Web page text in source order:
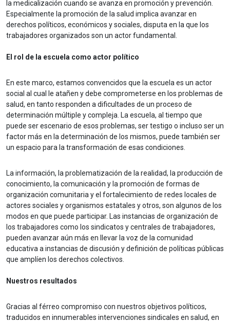
la medicalización cuando se avanza en promoción y prevención.
Especialmente la promoción de la salud implica avanzar en
derechos políticos, económicos y sociales, disputa en la que los
trabajadores organizados son un actor fundamental.
El rol de la escuela como actor político
En este marco, estamos convencidos que la escuela es un actor
social al cual le atañen y debe comprometerse en los problemas de
salud, en tanto responden a dificultades de un proceso de
determinación múltiple y compleja. La escuela, al tiempo que
puede ser escenario de esos problemas, ser testigo o incluso ser un
factor más en la determinación de los mismos, puede también ser
un espacio para la transformación de esas condiciones.
La información, la problematización de la realidad, la producción de
conocimiento, la comunicación y la promoción de formas de
organización comunitaria y el fortalecimiento de redes locales de
actores sociales y organismos estatales y otros, son algunos de los
modos en que puede participar. Las instancias de organización de
los trabajadores como los sindicatos y centrales de trabajadores,
pueden avanzar aún más en llevar la voz de la comunidad
educativa a instancias de discusión y definición de políticas públicas
que amplíen los derechos colectivos.
Nuestros resultados
Gracias al férreo compromiso con nuestros objetivos políticos,
traducidos en innumerables intervenciones sindicales en salud, en